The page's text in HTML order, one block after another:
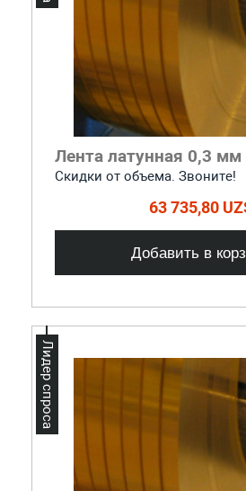
Лента латунная 0,3
Скидки от объема. Звоните!
63 735,80
Добавить в
Лидер спроса